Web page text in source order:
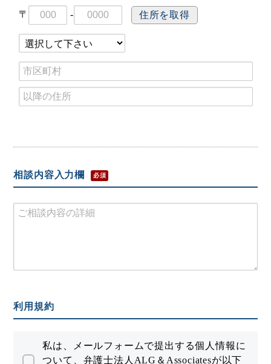
〒 - 住所を取得
相談内容入力欄 必須
利用規約
私は、メールフォームで提出する個人情報に
ついて、弁護士法人ALG＆Associatesが以下